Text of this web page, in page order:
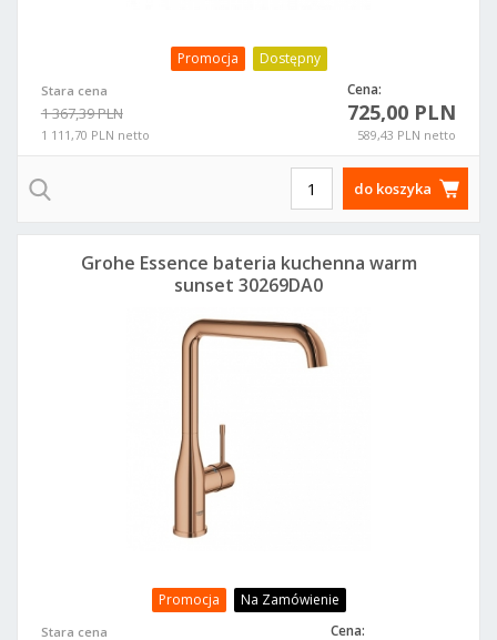
Promocja Dostępny
Stara cena
1 367,39 PLN
1 111,70 PLN netto
Cena:
725,00 PLN
589,43 PLN netto
do koszyka
Promocja Na Zamówienie
Stara cena Cena:
Grohe Essence bateria kuchenna warm
sunset 30269DA0